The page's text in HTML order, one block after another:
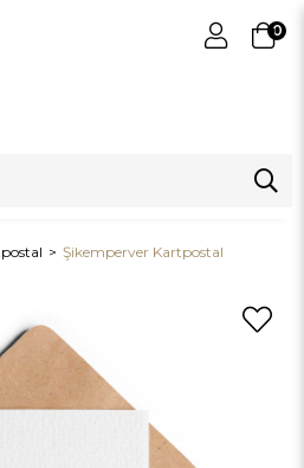
0
Şikemperver Kartpostal